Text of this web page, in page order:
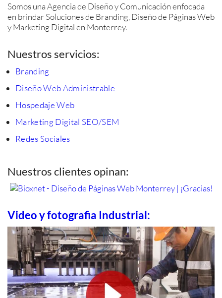
Somos una Agencia de Diseño y Comunicación enfocada
en brindar Soluciones de Branding, Diseño de Páginas Web
y Marketing Digital en Monterrey.
Nuestros servicios:
Branding
Diseño Web Administrable
Hospedaje Web
Marketing Digital SEO/SEM
Redes Sociales
Nuestros clientes opinan:
Video y fotografia Industrial: